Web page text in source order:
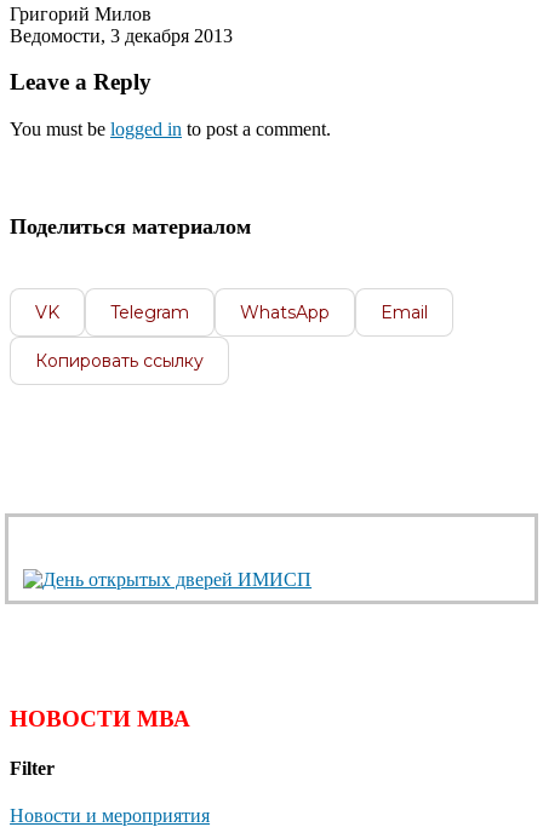
Григорий Милов
Ведомости, 3 декабря 2013
Leave a Reply
You must be logged in to post a comment.
Поделиться материалом
VK Telegram WhatsApp Email
Копировать ссылку
НОВОСТИ МВА
Filter
Новости и мероприятия